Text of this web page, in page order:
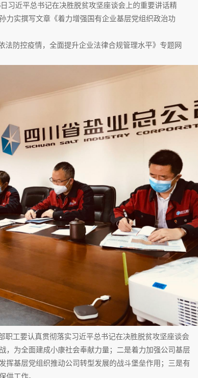
日习近平总书记在决胜脱贫攻坚座谈会上的重要讲话精
力实撰写文章《着力增强国有企业基层党组织政治功
法防控疫情，全面提升企业法律合规管理水平》专题网
职工要认真贯彻落实习近平总书记在决胜脱贫攻坚座谈会
，为全面建成小康社会奉献力量；二是着力加强公司基层
挥基层党组织推动公司转型发展的战斗堡垒作用；三是有
供工作。